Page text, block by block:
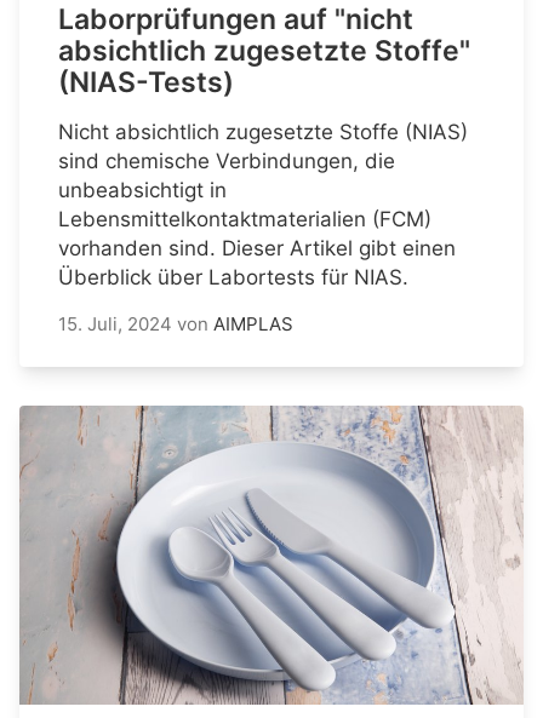
Laborprüfungen auf "nicht
absichtlich zugesetzte Stoffe"
(NIAS-Tests)
Nicht absichtlich zugesetzte Stoffe (NIAS)
sind chemische Verbindungen, die
unbeabsichtigt in
Lebensmittelkontaktmaterialien (FCM)
vorhanden sind. Dieser Artikel gibt einen
Überblick über Labortests für NIAS.
15. Juli, 2024 von AIMPLAS